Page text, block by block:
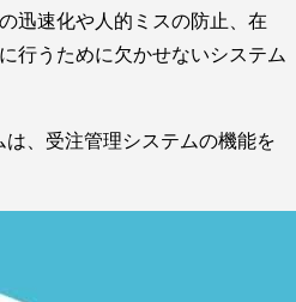
迅速化や人的ミスの防止、在
行うために欠かせないシステム
、受注管理システムの機能を